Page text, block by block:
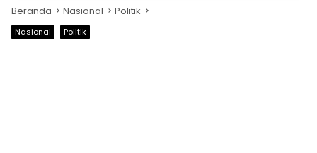
Beranda Nasional Politik
Nasional Politik